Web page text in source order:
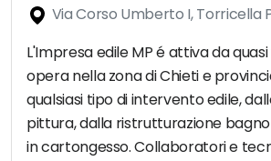
Via Corso Umberto I, Torricella
L'Impresa edile MP é attiva da
opera nella zona di Chieti e
qualsiasi tipo di intervento edile,
pittura, dalla ristrutturazione
in cartongesso. Collaboratori e